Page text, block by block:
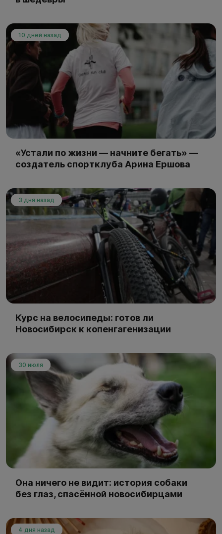
10 дней назад
«Устали по жизни — начните бегать» —
создатель спортклуба Арина Ершова
3 дня назад
Курс на велосипеды: готов ли
Новосибирск к копенгагенизации
30 июля
Она ничего не видит: история собаки
без глаз, спасённой новосибирцами
4 дня назад